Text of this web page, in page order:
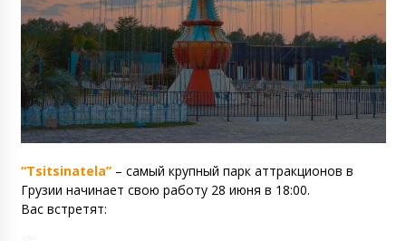
“Tsitsinatela”– самый крупный парк аттракционов в
Грузии начинает свою работу 28 июня в 18:00.
Вас встретят: